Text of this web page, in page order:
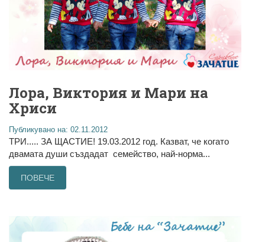
Лора, Виктория и Мари на
Хриси
Публикувано на: 02.11.2012
ТРИ..... ЗА ЩАСТИЕ! 19.03.2012 год. Казват, че когато
двамата души създадат семейство, най-норма...
ПОВЕЧЕ